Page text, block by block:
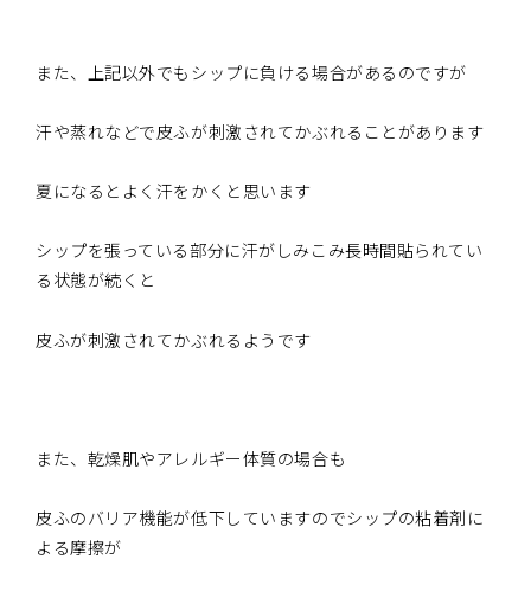
また、上記以外でもシップに負ける場合があるのですが
汗や蒸れなどで皮ふが刺激されてかぶれることがあります
夏になるとよく汗をかくと思います
シップを張っている部分に汗がしみこみ長時間貼られてい
る状態が続くと
皮ふが刺激されてかぶれるようです
また、乾燥肌やアレルギー体質の場合も
皮ふのバリア機能が低下していますのでシップの粘着剤に
よる摩擦が